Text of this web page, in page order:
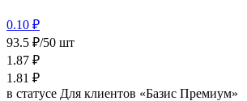
0.10 ₽
93.5 ₽/50 шт
1.87 ₽
1.81 ₽
в статусе Для клиентов «Базис Премиум»